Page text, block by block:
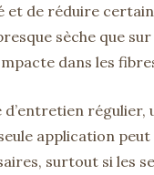
et de réduire
sèche que
dans les
application
surtout si les